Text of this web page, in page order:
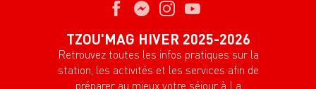
TZOU'MAG HIVER 2025-2026
Retrouvez toutes les infos pratiques sur la
station, les activités et les services afin de
préparer au mieux votre séjour à La